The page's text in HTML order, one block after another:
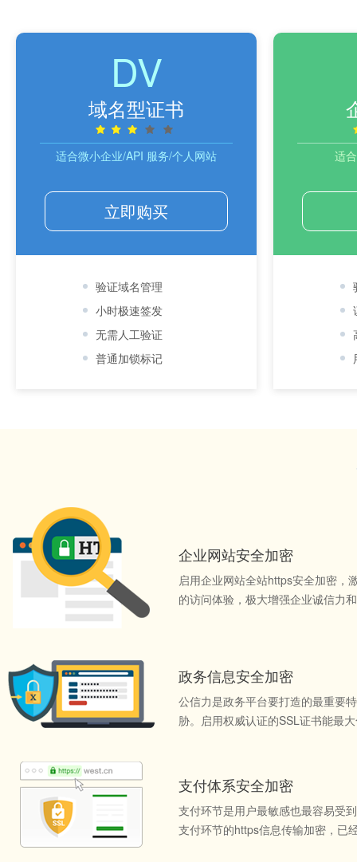
DV
域名型证书
适合微小企业/API 服务/个人网站
立即购买
验证域名管理
小时极速签发
无需人工验证
普通加锁标记
适
企业网站安全加密
启用企业网站全站https安全加密，
的访问体验，极大增强企业诚信力
政务信息安全加密
公信力是政务平台要打造的最重要
胁。启用权威认证的SSL证书能最
支付体系安全加密
支付环节是用户最敏感也最容易受
支付环节的https信息传输加密，已